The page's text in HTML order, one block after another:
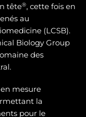
tête®, cette fois en
au
(LCSB).
Biology Group
des
mesure
la
pour le